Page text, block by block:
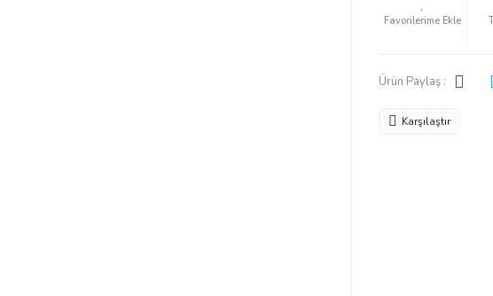
Ürün Paylaş :
Karşılaştır